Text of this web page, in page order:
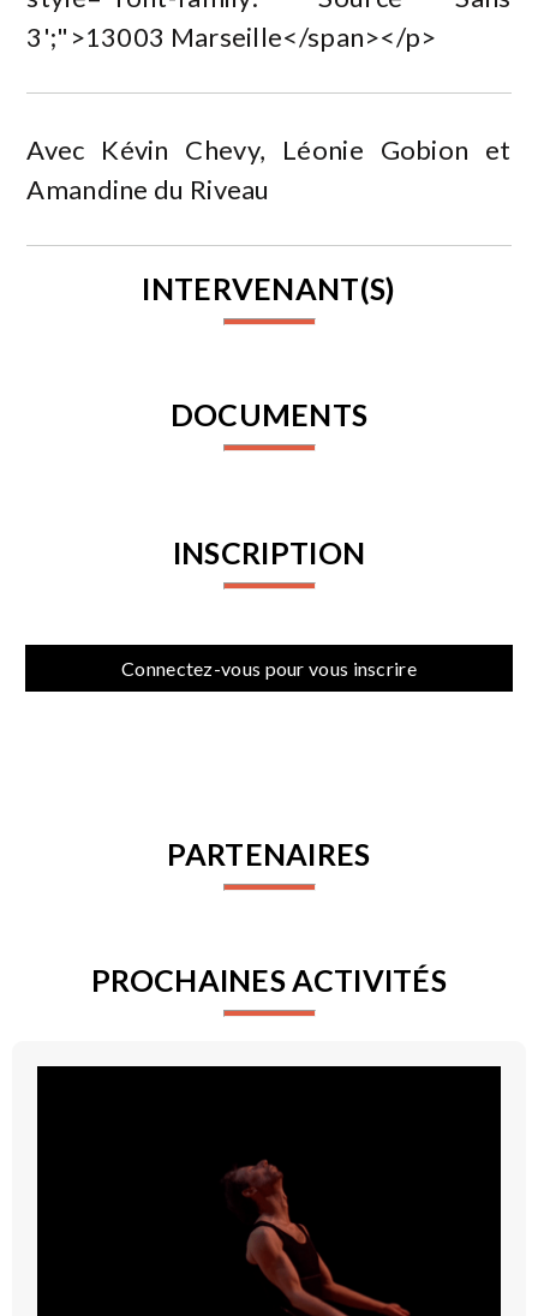
3';">13003 Marseille</span></p>
Avec Kévin Chevy, Léonie Gobion et
Amandine du Riveau
INTERVENANT(S)
DOCUMENTS
INSCRIPTION
Connectez-vous pour vous inscrire
PARTENAIRES
PROCHAINES ACTIVITÉS